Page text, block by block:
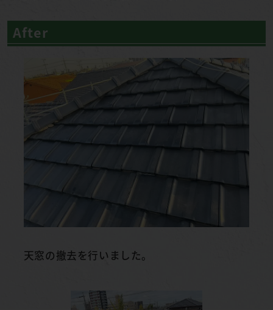
After
天窓の撤去を行いました。